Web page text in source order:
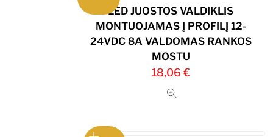
LED JUOSTOS VALDIKLIS
MONTUOJAMAS Į PROFILĮ 12-
24VDC 8A VALDOMAS RANKOS
MOSTU
18,06 €